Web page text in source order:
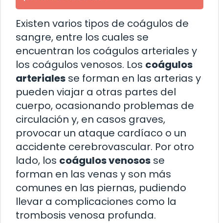
Existen varios tipos de coágulos de
sangre, entre los cuales se
encuentran los coágulos arteriales y
los coágulos venosos. Los coágulos
arteriales se forman en las arterias y
pueden viajar a otras partes del
cuerpo, ocasionando problemas de
circulación y, en casos graves,
provocar un ataque cardíaco o un
accidente cerebrovascular. Por otro
lado, los coágulos venosos se
forman en las venas y son más
comunes en las piernas, pudiendo
llevar a complicaciones como la
trombosis venosa profunda.